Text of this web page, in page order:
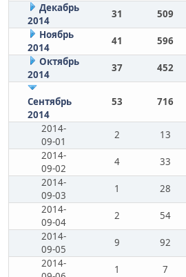
Декабрь
2014
31 509
Ноябрь
2014
41 596
Октябрь
2014
37 452
Сентябрь
2014
53 716
2014-
09-01
2 13
2014-
09-02
4 33
2014-
09-03
1 28
2014-
09-04
2 54
2014-
09-05
9 92
2014-
1 7